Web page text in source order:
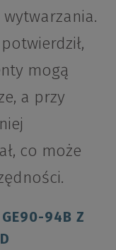
mogą
a przy
co może
94B Z